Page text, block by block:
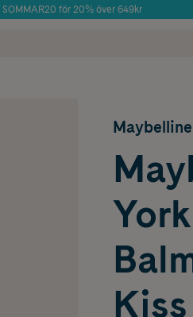
för 20% över 649kr
Maybelline